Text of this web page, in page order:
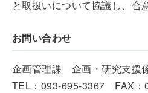
と取扱いについて協議し、合
お問い合わせ
企画管理課 企画・研究支援
TEL：093-695-3367 FAX：